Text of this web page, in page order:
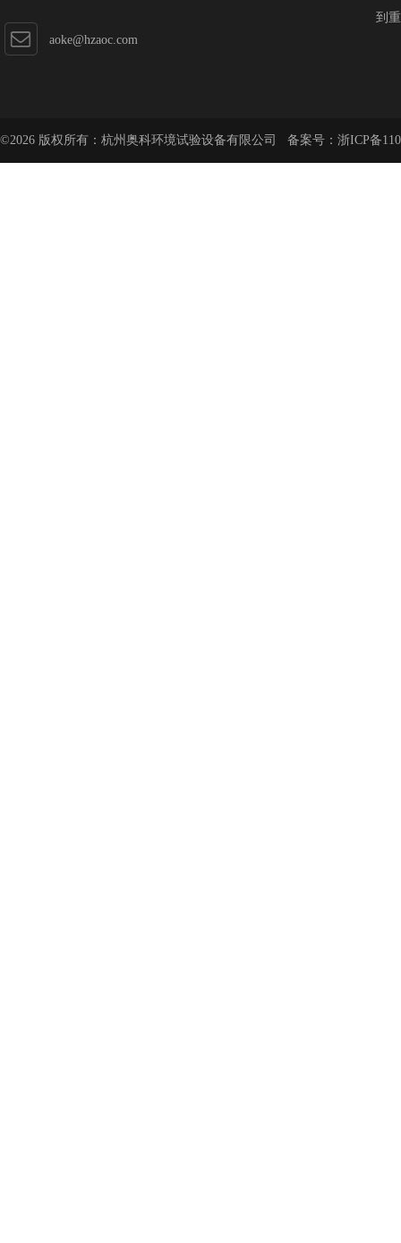
aoke@hzaoc.com
到
©2026 版权所有：杭州奥科环境试验设备有限公司 备案号： 浙ICP备